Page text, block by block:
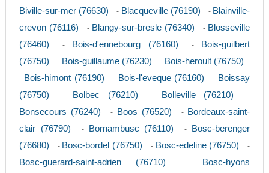
Biville-sur-mer (76630) - Blacqueville (76190) - Blainville-
crevon (76116)
- Blangy-sur-bresle (76340) - Blosseville
(76460)
- Bois-d'ennebourg (76160) -
Bois-guilbert
(76750)
- Bois-guillaume (76230) - Bois-heroult (76750)
- Bois-himont (76190) - Bois-l'eveque (76160) - Boissay
(76750)
- Bolbec (76210) - Bolleville (76210) -
Bonsecours (76240) - Boos (76520) - Bordeaux-saint-
clair (76790)
- Bornambusc (76110) -
Bosc-berenger
(76680)
- Bosc-bordel (76750) - Bosc-edeline (76750) -
Bosc-guerard-saint-adrien (76710) -
Bosc-hyons